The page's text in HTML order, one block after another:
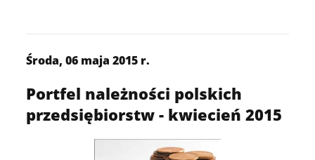
Środa, 06 maja 2015 r.
Portfel należności polskich
przedsiębiorstw - kwiecień 2015